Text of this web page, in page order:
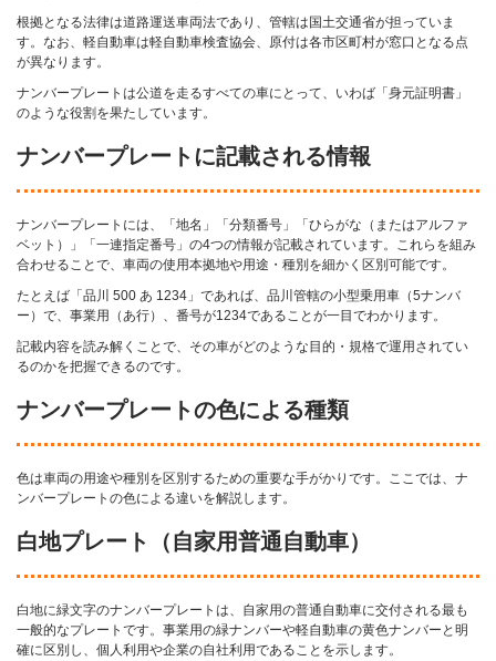
根拠となる法律は道路運送車両法であり、管轄は国土交通省が担っていま
す。なお、軽自動車は軽自動車検査協会、原付は各市区町村が窓口となる点
が異なります。
ナンバープレートは公道を走るすべての車にとって、いわば「身元証明書」
のような役割を果たしています。
ナンバープレートに記載される情報
ナンバープレートには、「地名」「分類番号」「ひらがな（またはアルファ
ベット）」「一連指定番号」の4つの情報が記載されています。これらを組み
合わせることで、車両の使用本拠地や用途・種別を細かく区別可能です。
たとえば「品川 500 あ 1234」であれば、品川管轄の小型乗用車（5ナンバ
ー）で、事業用（あ行）、番号が1234であることが一目でわかります。
記載内容を読み解くことで、その車がどのような目的・規格で運用されてい
るのかを把握できるのです。
ナンバープレートの色による種類
色は車両の用途や種別を区別するための重要な手がかりです。ここでは、ナ
ンバープレートの色による違いを解説します。
白地プレート（自家用普通自動車）
白地に緑文字のナンバープレートは、自家用の普通自動車に交付される最も
一般的なプレートです。事業用の緑ナンバーや軽自動車の黄色ナンバーと明
確に区別し、個人利用や企業の自社利用であることを示します。